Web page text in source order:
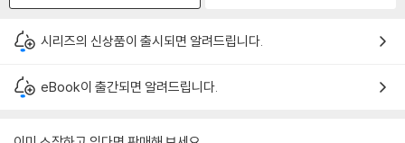
시리즈의 신상품이 출시되면 알려드립니다.
eBook이 출간되면 알려드립니다.